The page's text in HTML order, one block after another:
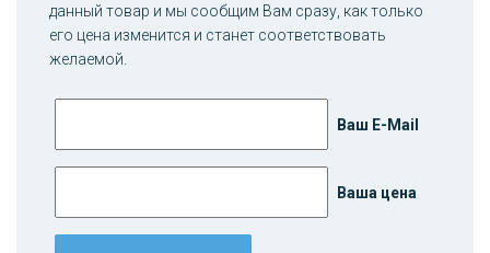
данный товар и мы сообщим Вам сразу, как только
его цена изменится и станет соответствовать
желаемой.
Ваш E-Mail
Ваша цена